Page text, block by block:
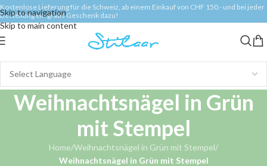
Skip to navigation
Skip to main content
Kostenlose Lieferung für die Schweiz, ab einem Einkauf von CHF 150.- und bei jeder
Bestellung ein gratis Geschenk dazu!
Weihnachtsnägel in Grün
mit Stempel
Home/Weihnachtsnägel in Grün mit Stempel/
Weihnachtsnägel in Grün mit Stempel